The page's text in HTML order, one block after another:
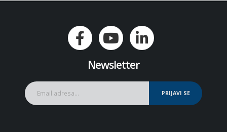
Newsletter
PRIJAVI SE